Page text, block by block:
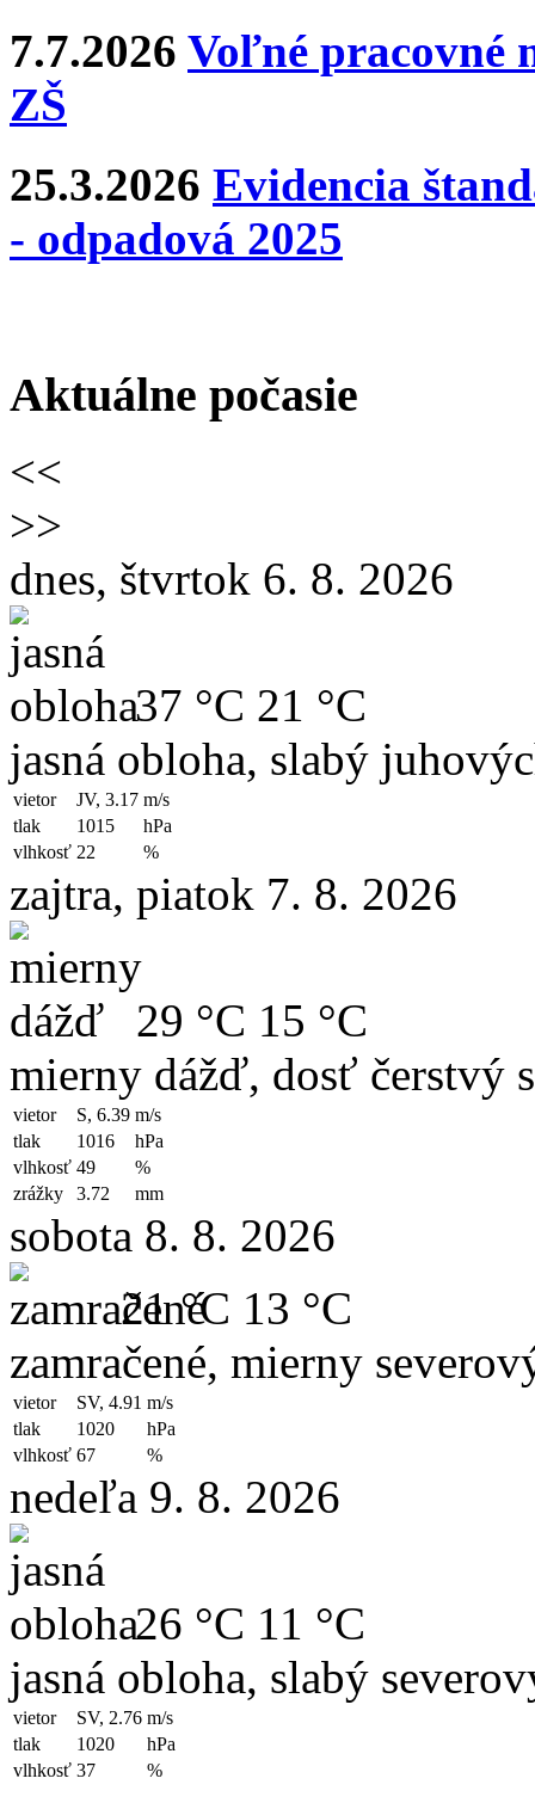
7.7.2026 Voľné pracovné
ZŠ
25.3.2026 Evidencia
- odpadová 2025
Aktuálne počasie
<<
>>
dnes, štvrtok 6. 8. 2026
37 °C 21 °C
jasná obloha, slabý
vietor JV, 3.17 m/s
tlak
1015
hPa
vlhkosť 22 %
zajtra, piatok 7. 8. 2026
29 °C 15 °C
mierny dážď, dosť čerstvý
vietor S, 6.39 m/s
tlak
1016
hPa
vlhkosť 49
%
zrážky
3.72 mm
sobota 8. 8. 2026
21 °C 13 °C
zamračené, mierny
vietor SV, 4.91 m/s
tlak
1020
hPa
vlhkosť 67 %
nedeľa 9. 8. 2026
26 °C 11 °C
jasná obloha, slabý
vietor SV, 2.76 m/s
tlak
1020
hPa
vlhkosť 37 %